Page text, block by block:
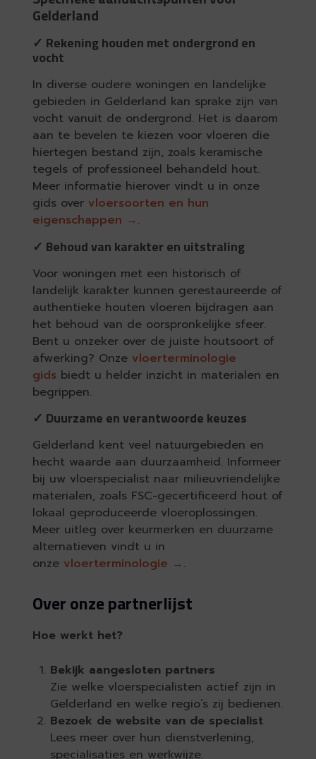
Gelderland
✓ Rekening houden met ondergrond en
vocht
In diverse oudere woningen en landelijke
gebieden in Gelderland kan sprake zijn van
vocht vanuit de ondergrond. Het is daarom
aan te bevelen te kiezen voor vloeren die
hiertegen bestand zijn, zoals keramische
tegels of professioneel behandeld hout.
Meer informatie hierover vindt u in onze
gids over vloersoorten en hun
eigenschappen →.
✓ Behoud van karakter en uitstraling
Voor woningen met een historisch of
landelijk karakter kunnen gerestaureerde of
authentieke houten vloeren bijdragen aan
het behoud van de oorspronkelijke sfeer.
Bent u onzeker over de juiste houtsoort of
afwerking? Onze vloerterminologie
gidsbiedt u helder inzicht in materialen en
begrippen.
✓ Duurzame en verantwoorde keuzes
Gelderland kent veel natuurgebieden en
hecht waarde aan duurzaamheid. Informeer
bij uw vloerspecialist naar milieuvriendelijke
materialen, zoals FSC-gecertificeerd hout of
lokaal geproduceerde vloeroplossingen.
Meer uitleg over keurmerken en duurzame
alternatieven vindt u in
onze vloerterminologie →.
Over onze partnerlijst
Hoe werkt het?
Bekijk aangesloten partners
Zie welke vloerspecialisten actief zijn in
Gelderland en welke regio’s zij bedienen.
Bezoek de website van de specialist
Lees meer over hun dienstverlening,
specialisaties en werkwijze.